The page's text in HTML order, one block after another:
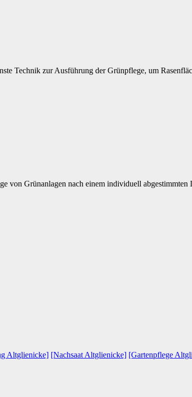
Technik zur Ausführung der Grünpflege, um
von Grünanlagen nach einem individuell
Altglienicke] [Nachsaat Altglienicke] [Gartenpflege